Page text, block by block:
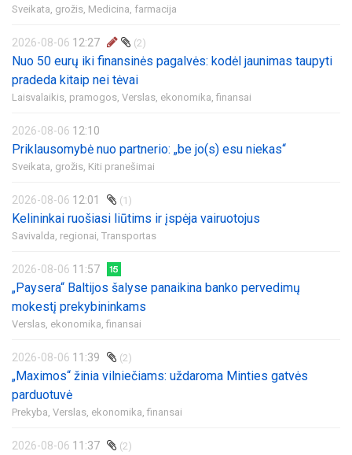
Sveikata, grožis, Medicina, farmacija
2026-08-06 12:27 (2)
Nuo 50 eurų iki finansinės pagalvės: kodėl jaunimas taupyti
pradeda kitaip nei tėvai
Laisvalaikis, pramogos, Verslas, ekonomika, finansai
2026-08-06 12:10
Priklausomybė nuo partnerio: „be jo(s) esu niekas“
Sveikata, grožis, Kiti pranešimai
2026-08-06 12:01 (1)
Kelininkai ruošiasi liūtims ir įspėja vairuotojus
Savivalda, regionai, Transportas
2026-08-06 11:57
„Paysera“ Baltijos šalyse panaikina banko pervedimų
mokestį prekybininkams
Verslas, ekonomika, finansai
2026-08-06 11:39 (2)
„Maximos“ žinia vilniečiams: uždaroma Minties gatvės
parduotuvė
Prekyba, Verslas, ekonomika, finansai
2026-08-06 11:37 (2)